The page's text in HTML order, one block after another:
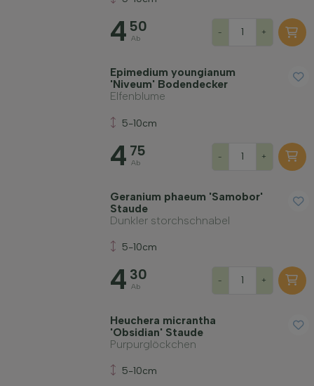
4 50
Ab
- +
Epimedium youngianum
'Niveum' Bodendecker
Elfenblume
5-10cm
4 75
Ab
- +
Geranium phaeum 'Samobor'
Staude
Dunkler storchschnabel
5-10cm
4 30
Ab
- +
Heuchera micrantha
'Obsidian' Staude
Purpurglöckchen
5-10cm